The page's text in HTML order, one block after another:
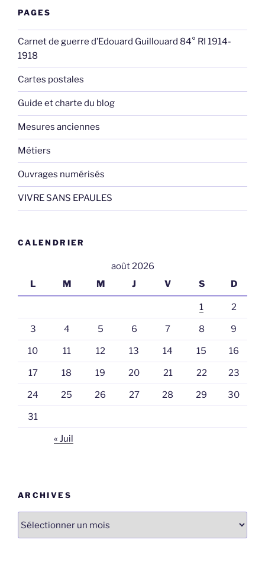
PAGES
Carnet de guerre d’Edouard Guillouard 84° RI 1914-
1918
Cartes postales
Guide et charte du blog
Mesures anciennes
Métiers
Ouvrages numérisés
VIVRE SANS EPAULES
CALENDRIER
août 2026
L
M M J V S D
1 2
3 4 5 6 7 8 9
10 11 12 13 14 15 16
17 18 19 20 21 22 23
24 25 26 27 28 29 30
31
« Juil
ARCHIVES